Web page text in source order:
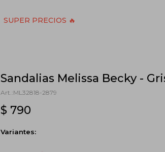
SUPER PRECIOS 🔥
Sandalias Melissa Becky -
ML32818-2879
$ 790
Variantes: